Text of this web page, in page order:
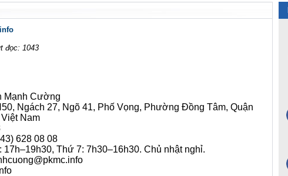
đọc: 1043
Mạnh Cường
Ngách 27, Ngõ 41, Phố Vọng, Phường Đồng Tâm, Quận
Nam
628 08 08
Thứ 7: 7h30–16h30. Chủ nhật nghỉ.